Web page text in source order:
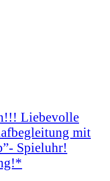
Liebevolle
mit
Spieluhr!